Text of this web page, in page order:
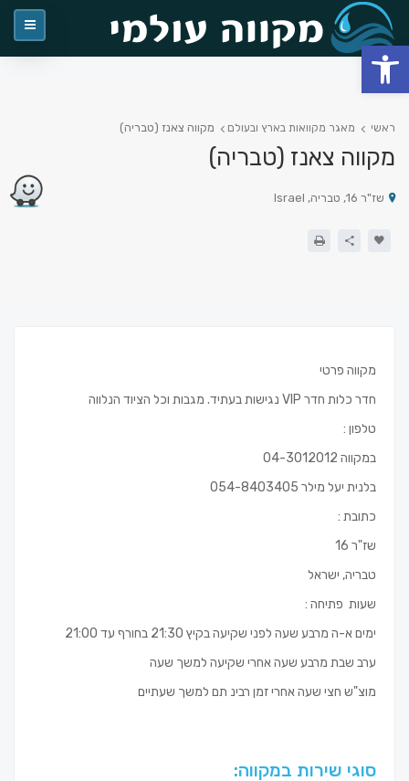
ראשי מאגר מקוואות בארץ ובעולם מקווה צאנז (טבריה)
מקווה צאנז (טבריה)
שז"ר 16, טבריה, Israel
מקווה פרטי
חדר כלות חדר VIP נגישות בעתיד. מגבות וכל הציוד הנלווה
טלפון :
במקווה 04-3012012
בלנית יעל מילר 054-8403405
כתובת :
שז"ר 16
טבריה, ישראל
שעות פתיחה :
ימים א-ה מרבע שעה לפני שקיעה בקיץ 21:30 בחורף עד 21:00
ערב שבת מרבע שעה אחרי שקיעה למשך שעה
מוצ"ש חצי שעה אחרי זמן רבינ תם למשך שעתיים
סוגי שירות במקווה:
פתח סרגל נגישות